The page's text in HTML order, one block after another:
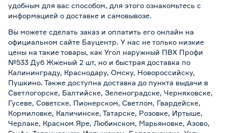
удобным для вас способом, для этого ознакомьтесь с
информацией о доставке и самовывозе.
Вы можете сделать заказ и оплатить его онлайн на
официальном сайте Бауцентр. У нас не только низкие
цены на такие товары, как Угол наружный ПВХ Профи
№533 Дуб Жженый 2 шт, но и быстрая доставка по
Калининграду, Краснодару, Омску, Новороссийску,
Пушкино. Также доступна доставка до пункта выдачи в
Светлогорске, Балтийске, Зеленоградске, Черняховске,
Гусеве, Советске, Пионерском, Светлом, Гвардейске,
Кормиловке, Каличинске, Татарске, Розовке, Иртыше,
Черлаке, Красном Яре, Любинском, Марьяновке, Азово,